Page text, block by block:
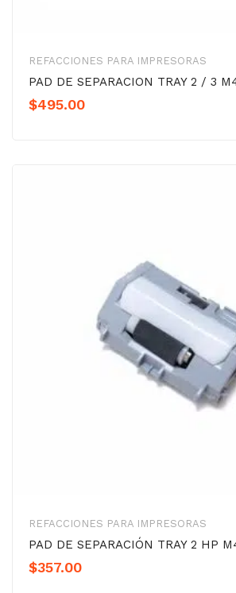
REFACCIONES PARA IMPRESORAS
PAD DE SEPARACION TRAY 2 / 3
$495.00
REFACCIONES PARA IMPRESORAS
PAD DE SEPARACIÓN TRAY 2 HP
$357.00